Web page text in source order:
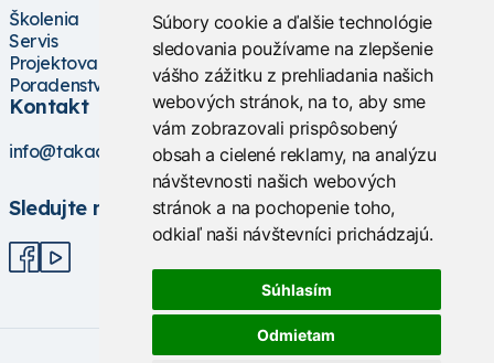
Súbory cookie a ďalšie technológie
sledovania používame na zlepšenie
vášho zážitku z prehliadania našich
webových stránok, na to, aby sme
vám zobrazovali prispôsobený
obsah a cielené reklamy, na analýzu
návštevnosti našich webových
stránok a na pochopenie toho,
odkiaľ naši návštevníci prichádzajú.
Súhlasím
Odmietam
Školenia
Servis
Projektovanie
Poradenstvo
Kontakt
info@takacs.sk
Sledujte nás